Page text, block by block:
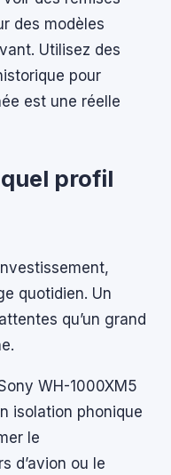
des modèles
Utilisez des
pour
est une réelle
profil
quotidien. Un
qu’un grand
WH-1000XM5
isolation phonique
le
d’avion ou le